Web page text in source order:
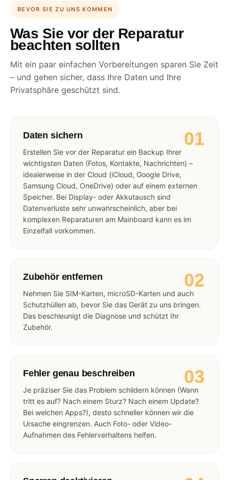
BEVOR SIE ZU UNS KOMMEN
Was Sie vor der Reparatur
beachten sollten
Mit ein paar einfachen Vorbereitungen sparen Sie Zeit
– und gehen sicher, dass Ihre Daten und Ihre
Privatsphäre geschützt sind.
01
Daten sichern
Erstellen Sie vor der Reparatur ein Backup Ihrer
wichtigsten Daten (Fotos, Kontakte, Nachrichten) –
idealerweise in der Cloud (iCloud, Google Drive,
Samsung Cloud, OneDrive) oder auf einem externen
Speicher. Bei Display- oder Akkutausch sind
Datenverluste sehr unwahrscheinlich, aber bei
komplexen Reparaturen am Mainboard kann es im
Einzelfall vorkommen.
02
Zubehör entfernen
Nehmen Sie SIM-Karten, microSD-Karten und auch
Schutzhüllen ab, bevor Sie das Gerät zu uns bringen.
Das beschleunigt die Diagnose und schützt Ihr
Zubehör.
03
Fehler genau beschreiben
Je präziser Sie das Problem schildern können (Wann
tritt es auf? Nach einem Sturz? Nach einem Update?
Bei welchen Apps?), desto schneller können wir die
Ursache eingrenzen. Auch Foto- oder Video-
Aufnahmen des Fehlerverhaltens helfen.